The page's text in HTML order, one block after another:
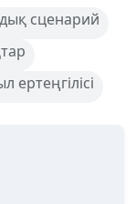
сценарий
ертеңгілісі